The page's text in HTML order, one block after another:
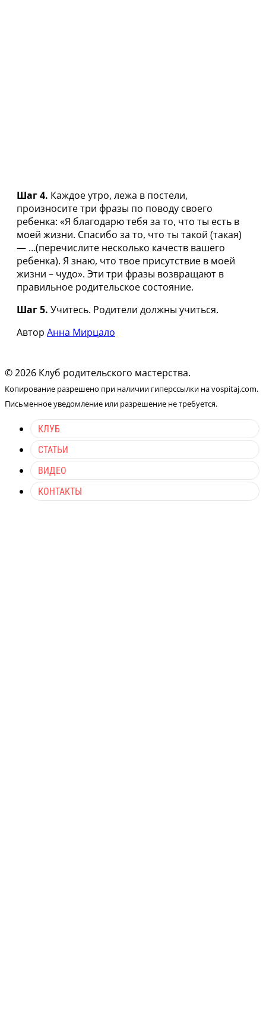
Шаг 4. Каждое утро, лежа в постели,
произносите три фразы по поводу своего
ребенка: «Я благодарю тебя за то, что ты есть в
моей жизни. Спасибо за то, что ты такой (такая)
— …(перечислите несколько качеств вашего
ребенка). Я знаю, что твое присутствие в моей
жизни – чудо». Эти три фразы возвращают в
правильное родительское состояние.
Шаг 5. Учитесь. Родители должны учиться.
Автор Анна Мирцало
© 2026 Клуб родительского мастерства.
Копирование разрешено при наличии гиперссылки на vospitaj.com.
Письменное уведомление или разрешение не требуется.
КЛУБ
СТАТЬИ
ВИДЕО
КОНТАКТЫ